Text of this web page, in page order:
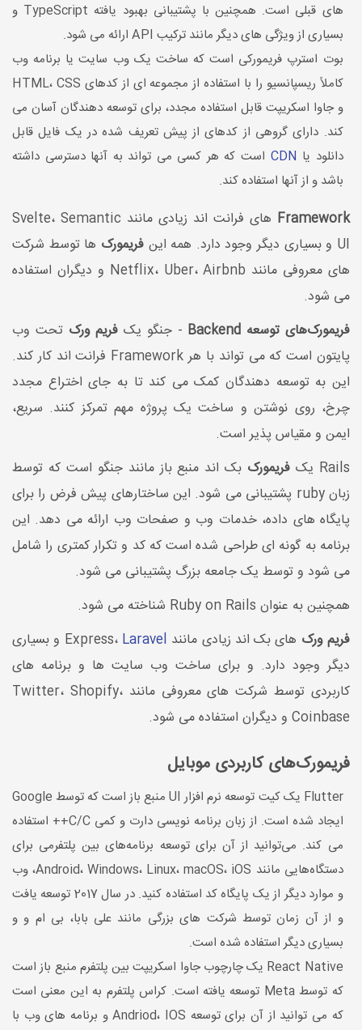
های قبلی است. همچنین با پشتیبانی بهبود یافته TypeScript و
بسیاری از ویژگی های دیگر مانند ترکیب API ارائه می شود.
بوت استرپ فریمورکی است که ساخت یک وب سایت یا برنامه وب
کاملاً ریسپانسیو را با استفاده از مجموعه ای از کدهای HTML، CSS
و جاوا اسکریپت قابل استفاده مجدد، برای توسعه دهندگان آسان می
کند. دارای گروهی از کدهای از پیش تعریف شده در یک فایل قابل
دانلود یا CDN است که هر کسی می تواند به آنها دسترسی داشته
باشد و از آنها استفاده کند.
Framework
های فرانت اند زیادی مانند Svelte، Semantic
UI و بسیاری دیگر وجود دارد. همه این
فریمورک ها توسط شرکت
های معروفی مانند Netflix، Uber، Airbnb و دیگران استفاده
می شود.
فریمورک‌های توسعه Backend
- جنگو یک فریم ورک تحت وب
پایتون است که می تواند با هر Framework فرانت اند کار کند.
این به توسعه دهندگان کمک می کند تا به جای اختراع مجدد
چرخ، روی نوشتن و ساخت یک پروژه مهم تمرکز کنند. سریع،
ایمن و مقیاس پذیر است.
Rails یک
فریمورک بک اند منبع باز مانند جنگو است که توسط
زبان ruby پشتیبانی می شود. این ساختارهای پیش فرض را برای
پایگاه های داده، خدمات وب و صفحات وب ارائه می دهد. این
برنامه به گونه ای طراحی شده است که کد و تکرار کمتری را شامل
می شود و توسط یک جامعه بزرگ پشتیبانی می شود.
همچنین به عنوان Ruby on Rails شناخته می شود.
فریم ورک های بک اند زیادی مانند Express، Laravel
و بسیاری
دیگر وجود دارد. و برای ساخت وب سایت ها و برنامه های
کاربردی توسط شرکت های معروفی مانند Twitter، Shopify،
Coinbase و دیگران استفاده می شود.
فریمورک‌های کاربردی موبایل
Flutter یک کیت توسعه نرم افزار UI منبع باز است که توسط Google
ایجاد شده است. از زبان برنامه نویسی دارت و کمی C/C++ استفاده
می کند. می‌توانید از آن برای توسعه برنامه‌های بین پلتفرمی برای
دستگاه‌هایی مانند Android، Windows، Linux، macOS، iOS، وب
و موارد دیگر از یک پایگاه کد استفاده کنید. در سال 2017 توسعه یافت
و از آن زمان توسط شرکت های بزرگی مانند علی بابا، بی ام و و
بسیاری دیگر استفاده شده است.
React Native یک چارچوب جاوا اسکریپت بین پلتفرم منبع باز است
که توسط Meta توسعه یافته است. کراس پلتفرم به این معنی است
که می توانید از آن برای توسعه Andriod، IOS و برنامه های وب با